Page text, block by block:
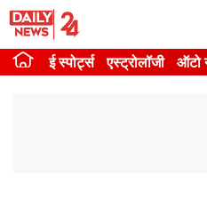
Skip
contentई स्पोर्ट्स एस्ट्रोलॉजी ऑटो